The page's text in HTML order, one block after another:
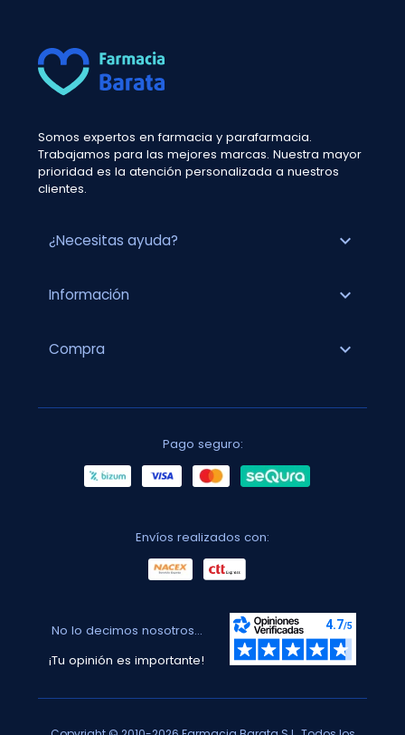
Somos expertos en farmacia y parafarmacia.
Trabajamos para las mejores marcas. Nuestra mayor
prioridad es la atención personalizada a nuestros
clientes.
¿Necesitas ayuda? expand_more
Información expand_more
Compra expand_more
Pago seguro:
Envíos realizados con:
No lo decimos nosotros...
¡Tu opinión es importante!